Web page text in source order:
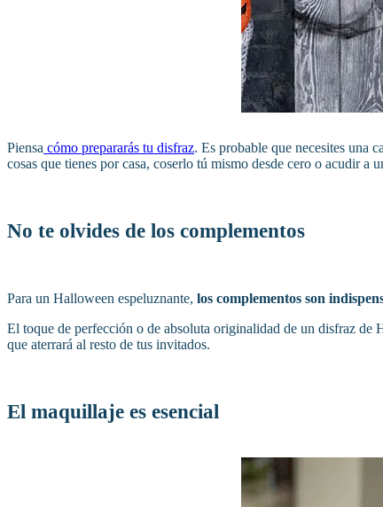
Piensa cómo prepararás tu disfraz. Es probable que necesites una
cosas que tienes por casa, coserlo tú mismo desde cero o acudir a
No te olvides de los complementos
Para un Halloween espeluznante, los complementos son
El toque de perfección o de absoluta originalidad de un disfraz de
que aterrará al resto de tus invitados.
El maquillaje es esencial